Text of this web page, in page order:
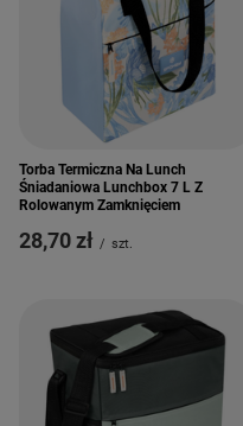
Torba Termiczna Na Lunch
Śniadaniowa Lunchbox 7 L Z
Rolowanym Zamknięciem
28,70 zł / szt.